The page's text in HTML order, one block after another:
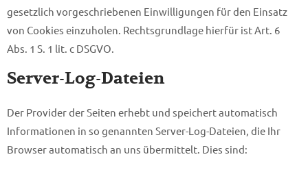
gesetzlich vorgeschriebenen Einwilligungen für den Einsatz
von Cookies einzuholen. Rechtsgrundlage hierfür ist Art. 6
Abs. 1 S. 1 lit. c DSGVO.
Server-Log-Dateien
Der Provider der Seiten erhebt und speichert automatisch
Informationen in so genannten Server-Log-Dateien, die Ihr
Browser automatisch an uns übermittelt. Dies sind: